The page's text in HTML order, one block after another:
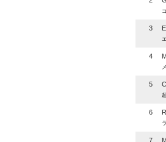
3
4
5
6
7